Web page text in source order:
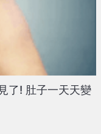
了! 肚子一天天變